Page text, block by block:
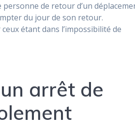
de retour d’un
du jour de son retour.
étant dans l’impossibilité de
arrêt de